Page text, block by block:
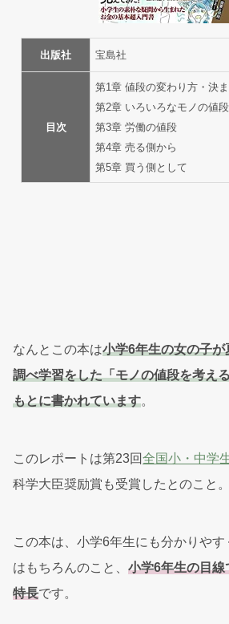
出版社 宝島社
目次
第1章 値段の変わり方・決
第2章 いろいろなモノの値段
第3章 労働の値段
第4章 売る側から
第5章 買う側として
なんとこの本は小学6年生の女の子
調べ学習をした「モノの値段を考え
もとに書かれています。
このレポートは第23回全国小・中学
科学大臣奨励賞も受賞したとのこと。
この本は、小学6年生にも分かりやす
はもちろんのこと、 小学6年生の目
特長です。